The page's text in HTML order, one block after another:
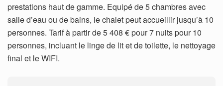
prestations haut de gamme. Equipé de 5 chambres avec
salle d’eau ou de bains, le chalet peut accueillir jusqu’à 10
personnes. Tarif à partir de 5 408 € pour 7 nuits pour 10
personnes, incluant le linge de lit et de toilette, le nettoyage
final et le WIFI.